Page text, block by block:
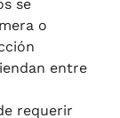
se
o
entre
requerir